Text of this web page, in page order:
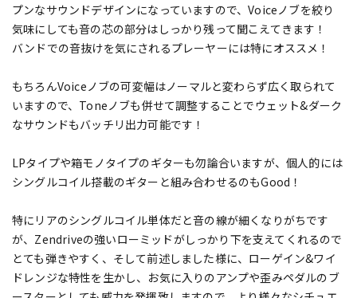
プンなサウンドデザインになっていますので、Voiceノブを絞り
気味にしても音の芯の部分はしっかり残って聞こえてきます！
バンドでの音抜けを気にされるプレーヤーには特にオススメ！
もちろんVoiceノブの可変幅はノーマルと変わらず広く取られて
いますので、Toneノブも併せて調整することでウェット&ダーク
なサウンドもバッチリ出力可能です！
LPタイプや箱モノタイプのギターも勿論合いますが、個人的には
シングルコイル搭載のギターと組み合わせるのもGood！
特にリアのシングルコイル単体だと音の線が細くなりがちです
が、Zendriveの強いローミッドがしっかり下を支えてくれるので
とても弾きやすく、そして前述しました様に、ローゲイン&ワイ
ドレンジな特性を生かし、お気に入りのアンプや歪みペダルのブ